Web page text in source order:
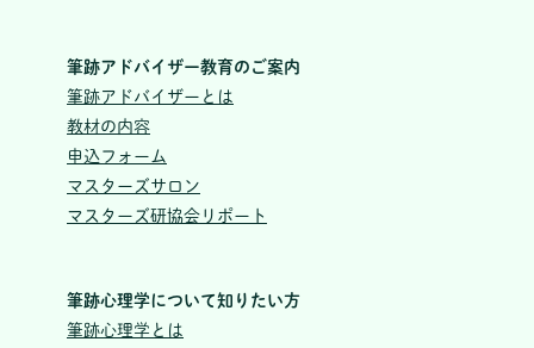
筆跡アドバイザー教育のご案内
筆跡アドバイザーとは
教材の内容
申込フォーム
マスターズサロン
マスターズ研協会リポート
筆跡心理学について知りたい方
筆跡心理学とは